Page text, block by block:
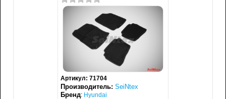
Артикул: 71704
Производитель: SeiNtex
Бренд: Hyundai